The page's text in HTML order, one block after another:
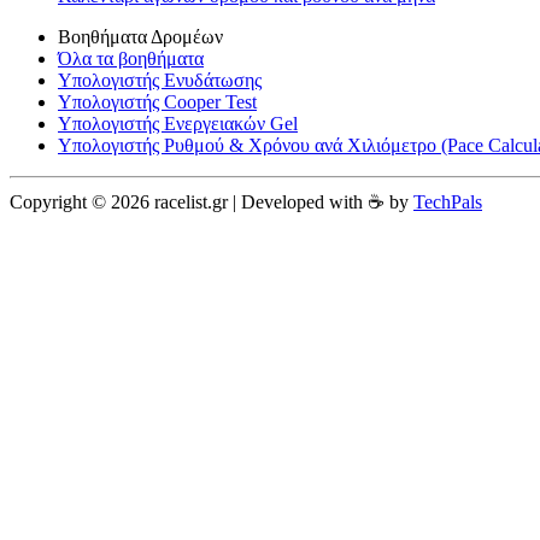
Βοηθήματα Δρομέων
Όλα τα βοηθήματα
Υπολογιστής Ενυδάτωσης
Υπολογιστής Cooper Test
Υπολογιστής Ενεργειακών Gel
Υπολογιστής Ρυθμού & Χρόνου ανά Χιλιόμετρο (Pace
Copyright © 2026 racelist.gr | Developed with ☕️ by TechPals